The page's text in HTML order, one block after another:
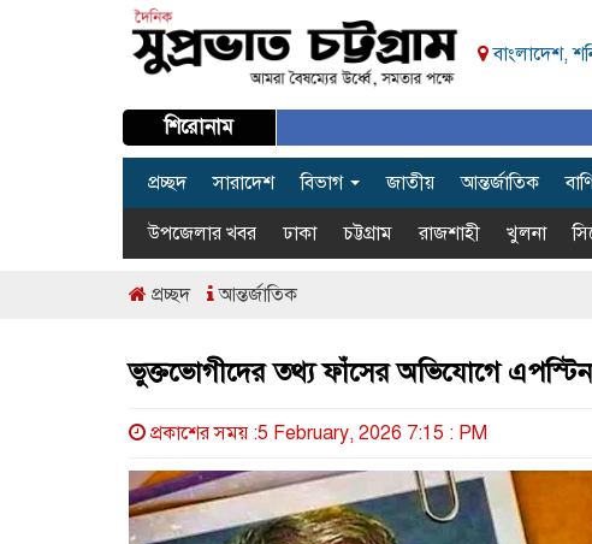
বাংলাদেশ,
শিরোনাম
প্রচ্ছদ সারাদেশ বিভাগ জাতীয় আন্তর্জাতিক
উপজেলার খবর ঢাকা চট্টগ্রাম রাজশাহী খুলনা
প্রচ্ছদ আন্তর্জাতিক
ভুক্তভোগীদের তথ্য ফাঁসের অভিযোগে এপস্টিন-
প্রকাশের সময় :5 February, 2026 7:15 : PM